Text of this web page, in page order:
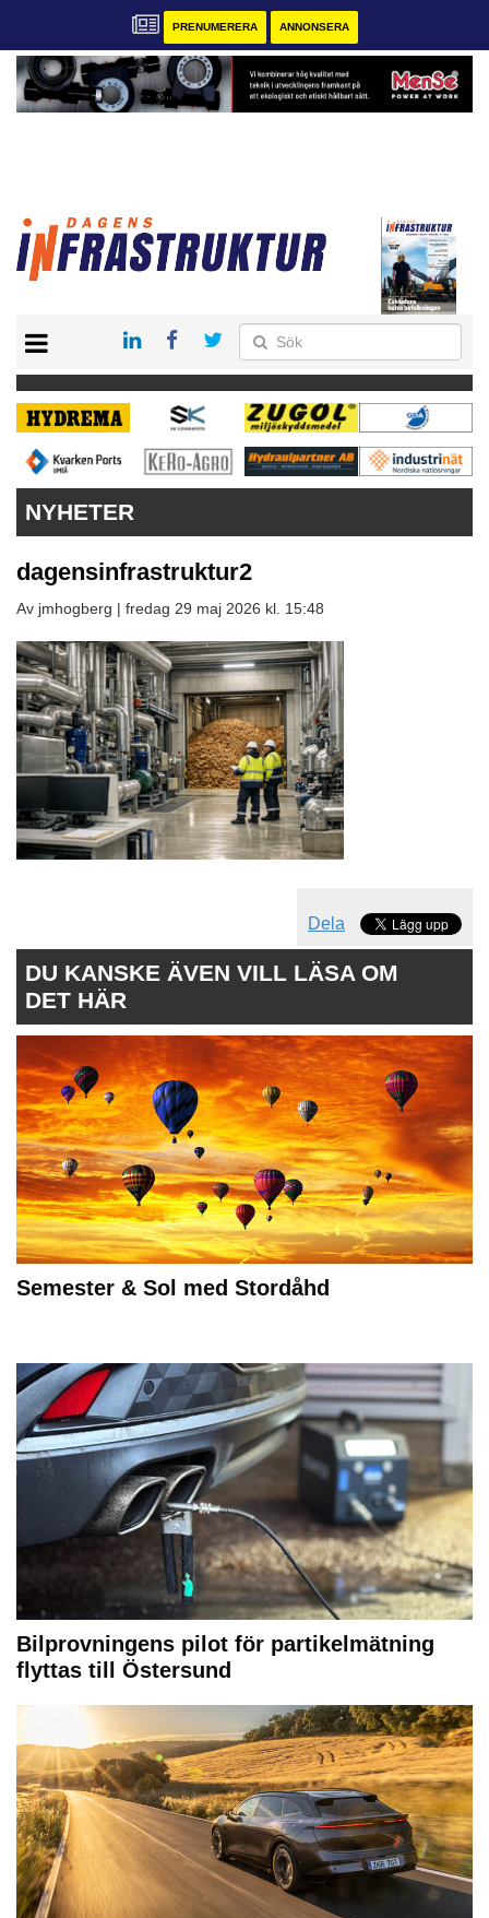
PRENUMERERA ANNONSERA
KONTAKT
VÅRA ANDRA MAGASIN
PRENUMERERA
NYHETER
dagensinfrastruktur2
Av jmhogberg | fredag 29 maj 2026 kl. 15:48
Dela
DU KANSKE ÄVEN VILL LÄSA OM
DET HÄR
Semester & Sol med Stordåhd
Bilprovningens pilot för partikelmätning
flyttas till Östersund